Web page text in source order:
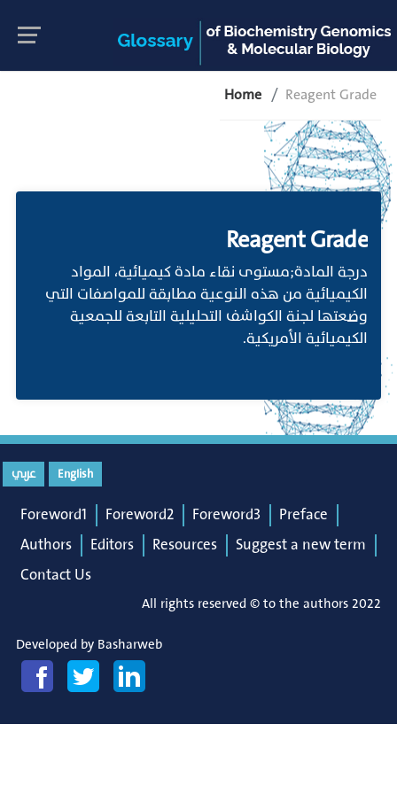
Home Reagent Grade
Reagent Grade
درجة المادة;مستوى نقاء مادة كيميائية، المواد
الكيميائية من هذه النوعية مطابقة للمواصفات التي
وضعتها لجنة الكواشف التحليلية التابعة للجمعية
الكيميائية الأمريكية.
English عربي
Foreword1 Foreword2 Foreword3
Preface
Authors
Editors Resources
Suggest a new term
Contact Us
All rights reserved © to the authors 2022
Developed by Basharweb